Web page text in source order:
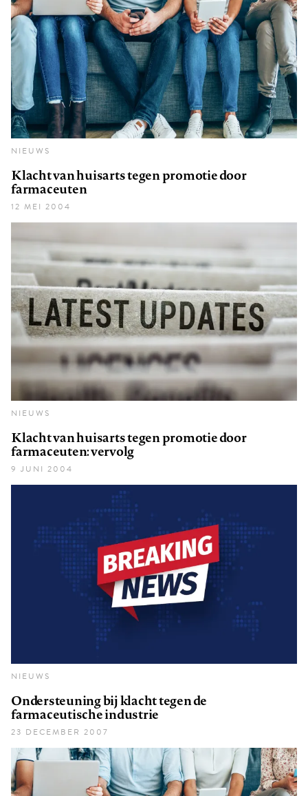
NIEUWS
Klacht van huisarts tegen promotie door
farmaceuten
12 MEI 2004
NIEUWS
Klacht van huisarts tegen promotie door
farmaceuten: vervolg
9 JUNI 2004
NIEUWS
Ondersteuning bij klacht tegen de
farmaceutische industrie
23 DECEMBER 2007